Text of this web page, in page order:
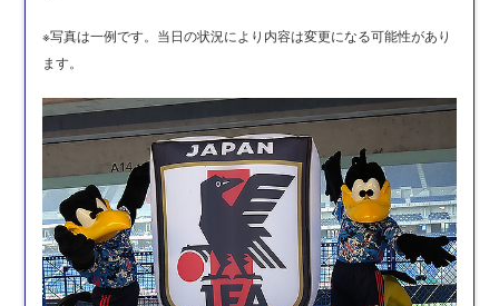
※写真は一例です。当日の状況により内容は変更になる可能性があり
ます。